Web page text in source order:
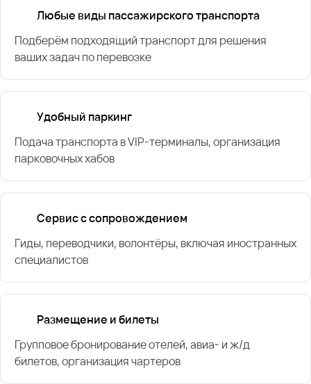
Любые виды пассажирского транспорта
Подберём подходящий транспорт для решения
ваших задач по перевозке
Удобный паркинг
Подача транспорта в VIP-терминалы, организация
парковочных хабов
Сервис с сопровождением
Гиды, переводчики, волонтёры, включая иностранных
специалистов
Размещение и билеты
Групповое бронирование отелей, авиа- и ж/д
билетов, организация чартеров